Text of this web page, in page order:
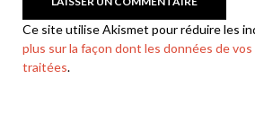
Ce site utilise Akismet pour réduire les
plus sur la façon dont les données de
traitées.